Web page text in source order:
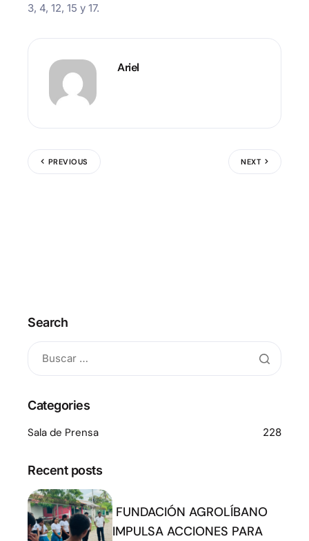
3, 4, 12, 15 y 17.
Ariel
PREVIOUS NEXT
Search
Categories
Sala de Prensa 228
Recent posts
FUNDACIÓN AGROLÍBANO
IMPULSA ACCIONES PARA